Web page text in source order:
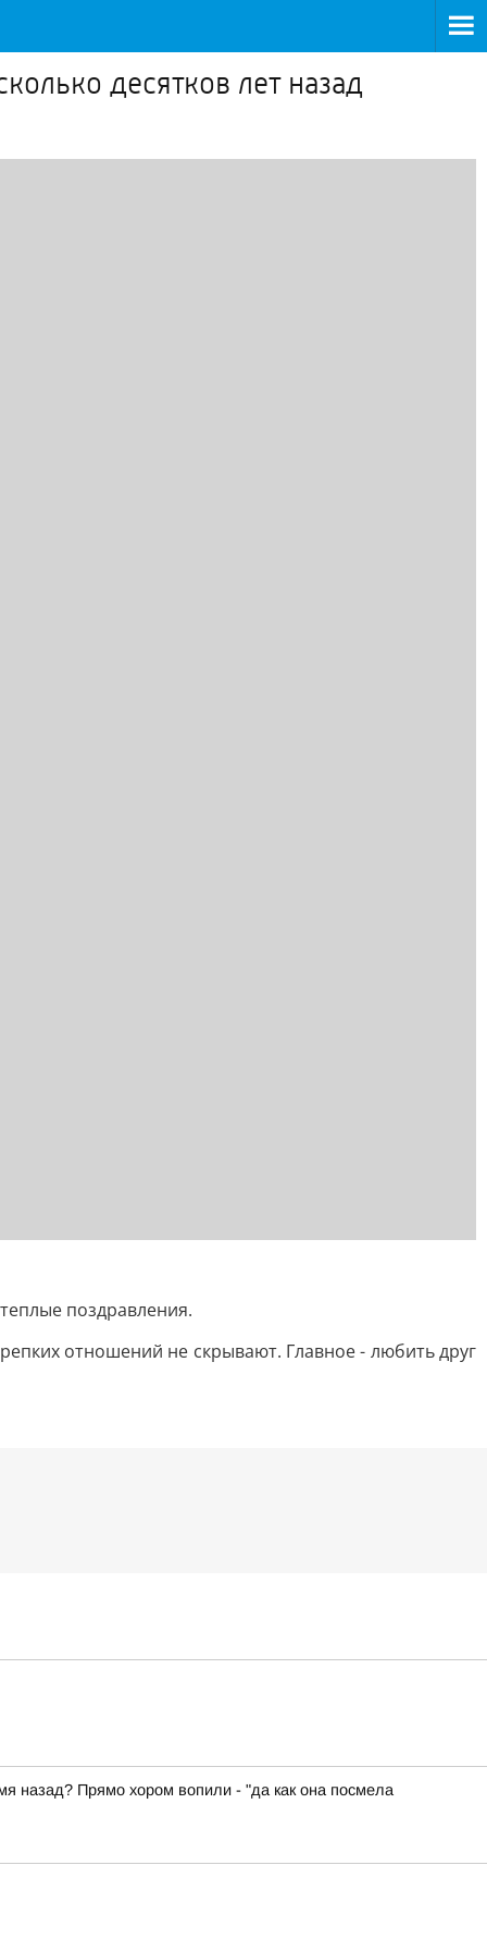
десятков лет назад
поздравления.
отношений не скрывают. Главное - любить друг
назад? Прямо хором вопили - "да как она посмела